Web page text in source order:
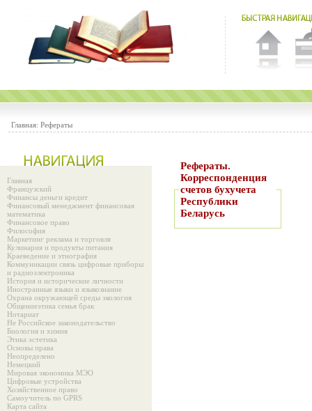
Главная: Рефераты
Главная
Французский
Финансы деньги кредит
Финансовый менеджмент финансовая
математика
Финансовое право
Философия
Маркетинг реклама и торговля
Кулинария и продукты питания
Краеведение и этнография
Коммуникации связь цифровые приборы
и радиоэлектроника
История и исторические личности
Иностранные языки и языкознание
Охрана окружающей среды экология
Общениеэтика семья брак
Нотариат
Не Российское законодательство
Биология и химия
Этика эстетика
Основы права
Неопределено
Немецкий
Мировая экономика МЭО
Цифровые устройства
Хозяйственное право
Самоучитель по GPRS
Карта сайта
Рефераты.
Корреспонденция
счетов бухучета
Республики
Беларусь